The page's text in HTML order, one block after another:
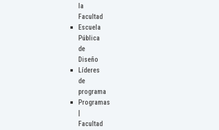
la
Facultad
Escuela
Pública
de
Diseño
Líderes
de
programa
Programas
Facultad